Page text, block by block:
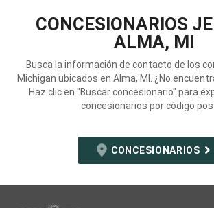
CONCESIONARIOS
ALMA, MI
Busca la información de contacto de los
Michigan ubicados en Alma, MI. ¿No
Haz clic en "Buscar concesionario" para
concesionarios por código
CONCESIONARIOS